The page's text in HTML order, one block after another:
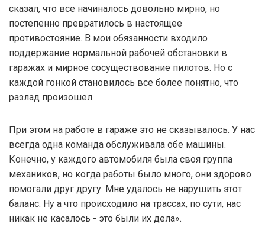
сказал, что все начиналось довольно мирно, но
постепенно превратилось в настоящее
противостояние. В мои обязанности входило
поддержание нормальной рабочей обстановки в
гаражах и мирное сосуществование пилотов. Но с
каждой гонкой становилось все более понятно, что
разлад произошел.
При этом на работе в гараже это не сказывалось. У нас
всегда одна команда обслуживала обе машины.
Конечно, у каждого автомобиля была своя группа
механиков, но когда работы было много, они здорово
помогали друг другу. Мне удалось не нарушить этот
баланс. Ну а что происходило на трассах, по сути, нас
никак не касалось - это были их дела».